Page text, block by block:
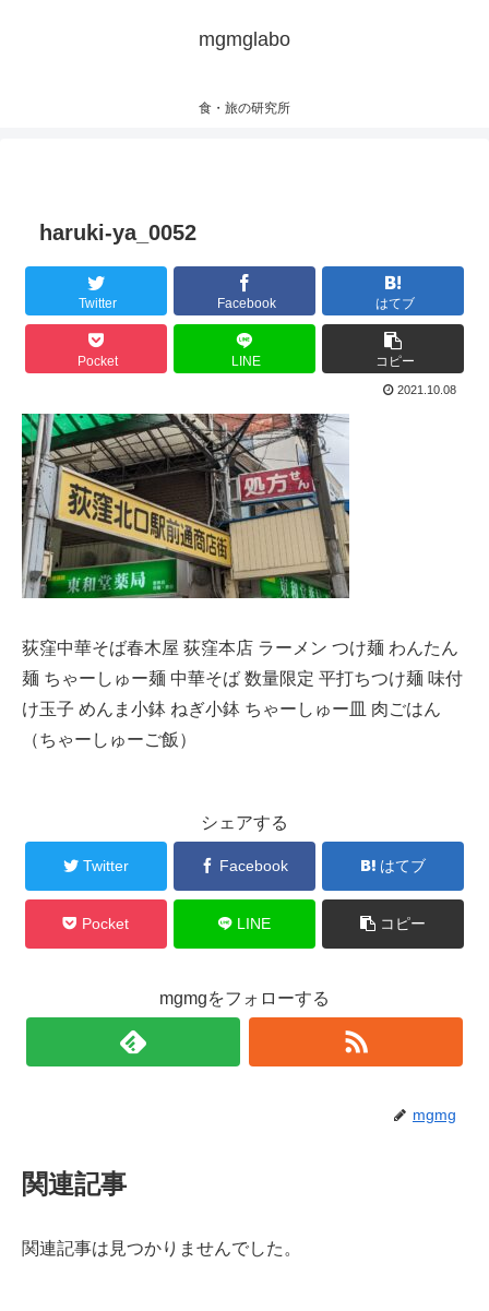
mgmglabo
食・旅の研究所
haruki-ya_0052
Twitter Facebook はてブ
Pocket LINE コピー
2021.10.08
荻窪中華そば春木屋 荻窪本店 ラーメン つけ麺 わんたん
麺 ちゃーしゅー麺 中華そば 数量限定 平打ちつけ麺 味付
け玉子 めんま小鉢 ねぎ小鉢 ちゃーしゅー皿 肉ごはん
（ちゃーしゅーご飯）
シェアする
Twitter Facebook はてブ
Pocket LINE コピー
mgmgをフォローする
mgmg
関連記事
関連記事は見つかりませんでした。